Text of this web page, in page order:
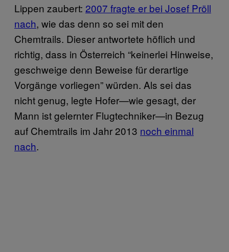
Lippen zaubert: 2007 fragte er bei Josef Pröll
nach, wie das denn so sei mit den
Chemtrails. Dieser antwortete höflich und
richtig, dass in Österreich “keinerlei Hinweise,
geschweige denn Beweise für derartige
Vorgänge vorliegen” würden. Als sei das
nicht genug, legte Hofer—wie gesagt, der
Mann ist gelernter Flugtechniker—in Bezug
auf Chemtrails im Jahr 2013 noch einmal
nach.